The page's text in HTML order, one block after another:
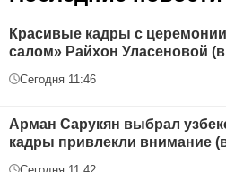
Красивые кадры с
салом» Райхон Уласеновой
Сегодня 11:46
Арман Сарукян выбрал
кадры привлекли внимание